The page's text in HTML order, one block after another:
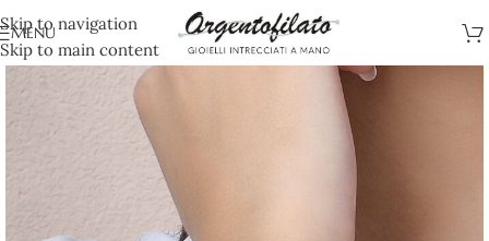
Skip to navigation
Skip to main content
MENU